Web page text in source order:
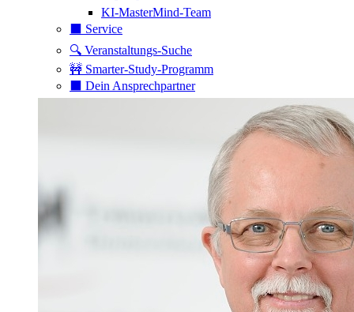
KI-MasterMind-Team
⬛️ Service
🔍 Veranstaltungs-Suche
🚧 Smarter-Study-Programm
⬛️ Dein Ansprechpartner